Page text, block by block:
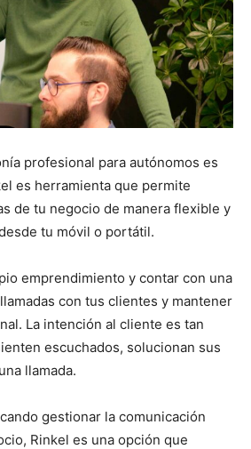
profesional para autónomos es
es herramienta que permite
de tu negocio de manera flexible y
tu móvil o portátil.
emprendimiento y contar con una
con tus clientes y mantener
La intención al cliente es tan
escuchados, solucionan sus
llamada.
gestionar la comunicación
Rinkel es una opción que